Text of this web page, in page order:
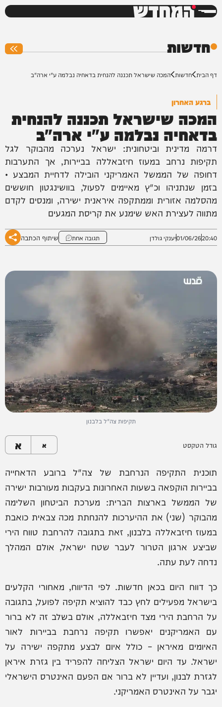
המחדש
חדשות
דף הבית חדשות המכה שישראל תכננה להנחית בדאחיה נבלמה ע"י ארה"ב
ברגע האחרון
המכה שישראל תכננה להנחית
בדאחיה נבלמה ע"י ארה"ב
דרמה מדינית וביטחונית: ישראל נערכה מהבוקר לגל
תקיפות נרחב במעוז חיזבאללה בביירות, אך התערבות
דחופה של הממשל האמריקני הובילה לדחיית המבצע •
בזמן שנתניהו וכ"ץ מאיימים לפעול, בוושינגטון חוששים
מהסלמה אזורית וממתקפה איראנית ישירה, ומנסים לקדם
מתווה לעצירת האש שימנע את קריסת המגעים
20:40
01/06/26יענקי גולדן תגובה אחת שיתוף הכתבה
תקיפות צה"ל בלבנון
גודל הטקסט א א
תוכנית התקיפה הנרחבת של צה"ל ברובע הדאחייה
בביירות הוקפאה בשעות האחרונות בעקבות מעורבות ישירה
של הממשל בארצות הברית: מערכת הביטחון השלימה
מהבוקר (שני) את ההיערכות להנחתת מכה צבאית כואבת
במעוז חיזבאללה בלבנון, זאת בתגובה להרחבת טווח הירי
שביצע ארגון הטרור לעבר שטח ישראל, אולם המהלך
נדחה לעת עתה.
כך דווח היום בכאן חדשות. לפי הדיווח, מאחורי הקלעים
בישראל מפעילים לחץ כבד להוציא תקיפה לפועל, בתגובה
על הרחבת הירי מצד חיזבאללה, אולם בשלב זה לא ברור
עם האמריקנים יאפשרו תקיפה נרחבת בביירות לאור
האיומים מאיראן – כולל איום לבצע מתקפה ישירה על
ישראל. עד היום ישראל הצליחה להפריד בין גזרת איראן
לגזרת לבנון, ועדיין לא ברור אם הפעם האינטרס הישראלי
יגבר על האינטרס האמריקני.